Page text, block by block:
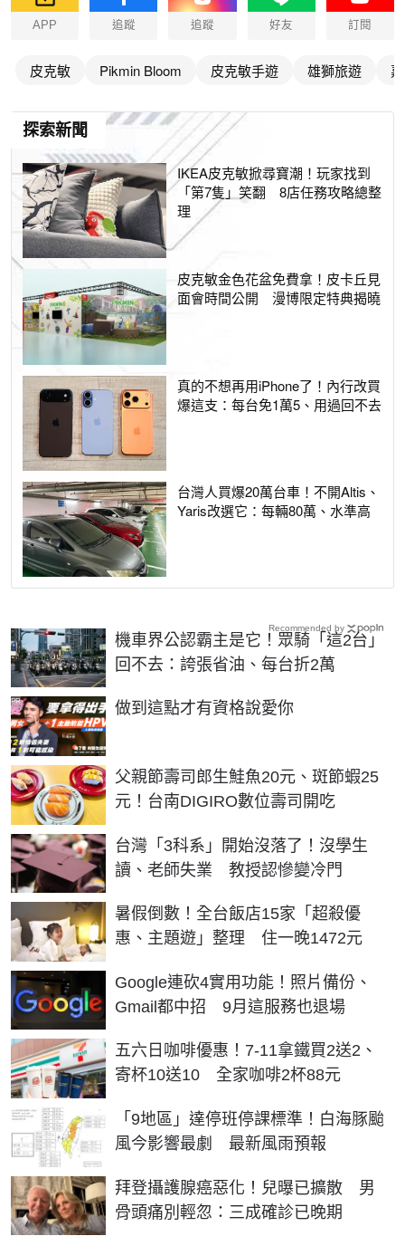
APP 追蹤 追蹤 好友 訂閱
皮克敏 Pikmin Bloom 皮克敏手遊 雄獅旅遊
探索新聞
IKEA皮克敏掀尋寶潮！玩家找到
「第7隻」笑翻 8店任務攻略總整
理
皮克敏金色花盆免費拿！皮卡丘見
面會時間公開 漫博限定特典揭曉
真的不想再用iPhone了！內行改買
爆這支：每台免1萬5、用過回不去
台灣人買爆20萬台車！不開Altis、
Yaris改選它：每輛80萬、水準高
機車界公認霸主是它！眾騎「這2台」
回不去：誇張省油、每台折2萬
做到這點才有資格說愛你
PR
父親節壽司郎生鮭魚20元、斑節蝦25
元！台南DIGIRO數位壽司開吃
台灣「3科系」開始沒落了！沒學生
讀、老師失業 教授認慘變冷門
暑假倒數！全台飯店15家「超殺優
惠、主題遊」整理 住一晚1472元
Google連砍4實用功能！照片備份、
Gmail都中招 9月這服務也退場
五六日咖啡優惠！7-11拿鐵買2送2、
寄杯10送10 全家咖啡2杯88元
「9地區」達停班停課標準！白海豚颱
風今影響最劇 最新風雨預報
拜登攝護腺癌惡化！兒曝已擴散 男
骨頭痛別輕忽：三成確診已晚期
Recommended by